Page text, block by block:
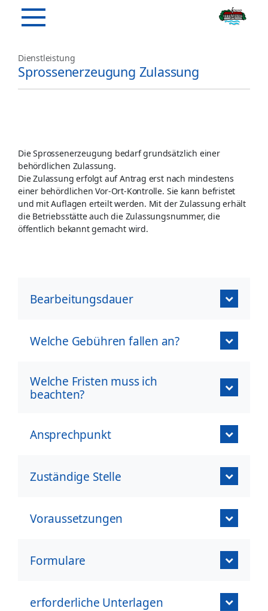
Dienstleistung
Sprossenerzeugung Zulassung
Die Sprossenerzeugung bedarf grundsätzlich einer
behördlichen Zulassung.
Die Zulassung erfolgt auf Antrag erst nach mindestens
einer behördlichen Vor-Ort-Kontrolle. Sie kann befristet
und mit Auflagen erteilt werden. Mit der Zulassung erhält
die Betriebsstätte auch die Zulassungsnummer, die
öffentlich bekannt gemacht wird.
Bearbeitungsdauer
Welche Gebühren fallen an?
Welche Fristen muss ich
beachten?
Ansprechpunkt
Zuständige Stelle
Voraussetzungen
Formulare
erforderliche Unterlagen